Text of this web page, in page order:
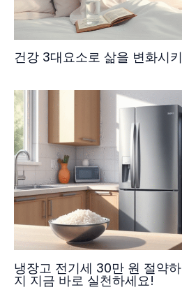
건강 3대요소로 삶을 변화시
냉장고 전기세 30만 원 절약
지 지금 바로 실천하세요!